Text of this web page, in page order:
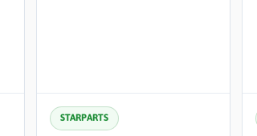
STARPARTS